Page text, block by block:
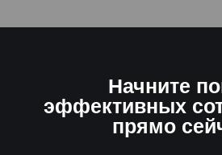
Начните
эффективных
прямо